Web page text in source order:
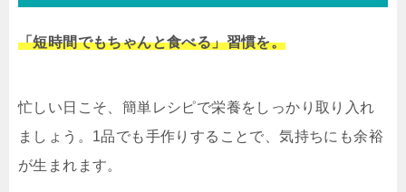
「短時間でもちゃんと食べる」習慣を。
忙しい日こそ、簡単レシピで栄養をしっかり取り入れ
ましょう。1品でも手作りすることで、気持ちにも余裕
が生まれます。